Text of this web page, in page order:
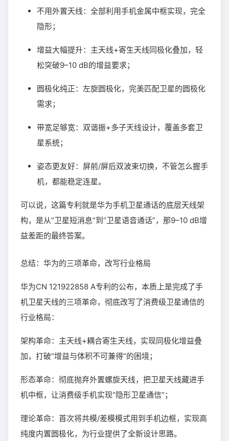
不用外置天线：全部利用手机金属中框实现，完全
隐形；
增益大幅提升：主天线+寄生天线同极化叠加，轻
松突破9–10 dB的增益要求；
圆极化纯正：左旋圆极化，完美匹配卫星的圆极化
需求；
带宽足够宽：双谐振+多子天线设计，覆盖多套卫
星系统；
姿态更友好：屏前/屏后双波束切换，不管怎么握手
机，都能稳定连星。
可以说，这篇专利就是华为手机卫星通话的底层天线架
构，是从“卫星短消息”到“卫星语音通话”，那9–10 dB增
益差距的最终答案。
总结：华为的三项革命，改写行业格局
华为CN 121922858 A专利的公布，本质上是完成了手
机卫星天线的三项革命，彻底改写了消费级卫星通信的
行业格局：
架构革命：主天线+耦合寄生天线，实现同极化增益叠
加，打破“增益与体积不可兼得”的困境；
形态革命：彻底抛弃外置螺旋天线，把卫星天线藏进手
机中框，让消费级手机实现“隐形卫星通信”；
理论革命：首次将共模/差模模式用到手机边框，实现高
纯度内置圆极化，为行业提供了全新设计思路。